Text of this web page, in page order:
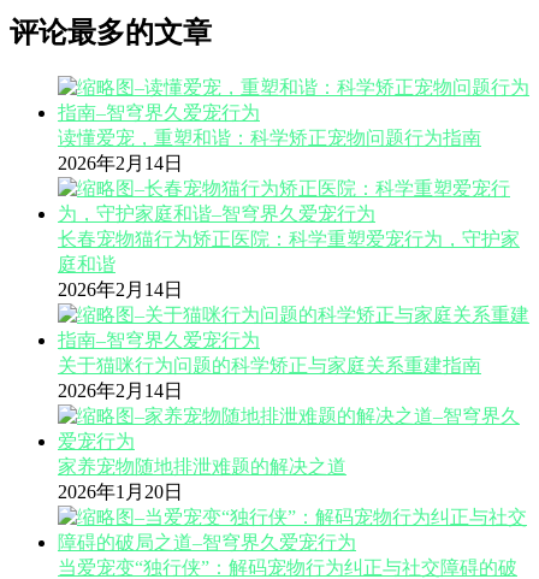
评论最多的文章
读懂爱宠，重塑和谐：科学矫正宠物问题行为指南
2026年2月14日
长春宠物猫行为矫正医院：科学重塑爱宠行为，守护家
庭和谐
2026年2月14日
关于猫咪行为问题的科学矫正与家庭关系重建指南
2026年2月14日
家养宠物随地排泄难题的解决之道
2026年1月20日
当爱宠变“独行侠”：解码宠物行为纠正与社交障碍的破